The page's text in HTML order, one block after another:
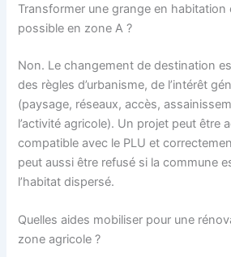
Transformer une grange en habitation
possible en zone A ?
Non. Le changement de destination
des règles d’urbanisme, de l’intérêt
(paysage, réseaux, accès,
l’activité agricole). Un projet peut être
compatible avec le PLU et
peut aussi être refusé si la commune
l’habitat dispersé.
Quelles aides mobiliser pour une
zone agricole ?